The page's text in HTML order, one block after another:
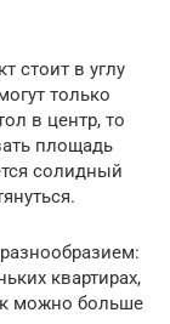
стоит в углу
только
в центр, то
площадь
солидный
квартирах,
можно больше